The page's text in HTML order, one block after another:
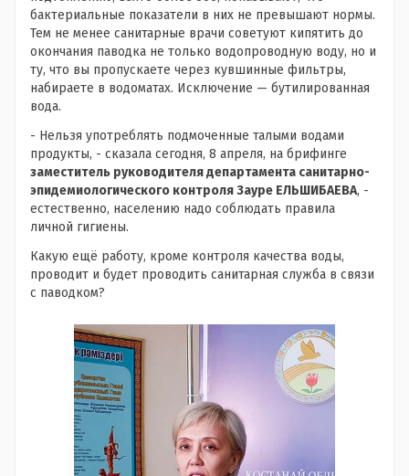
бактериальные показатели в них не превышают нормы.
Тем не менее санитарные врачи советуют кипятить до
окончания паводка не только водопроводную воду, но и
ту, что вы пропускаете через кувшинные фильтры,
набираете в водоматах. Исключение — бутилированная
вода.
- Нельзя употреблять подмоченные талыми водами
продукты, - сказала сегодня, 8 апреля, на брифинге
заместитель руководителя департамента санитарно-
эпидемиологического контроля Зауре ЕЛЬШИБАЕВА, -
естественно, населению надо соблюдать правила
личной гигиены.
Какую ещё работу, кроме контроля качества воды,
проводит и будет проводить санитарная служба в связи
с паводком?